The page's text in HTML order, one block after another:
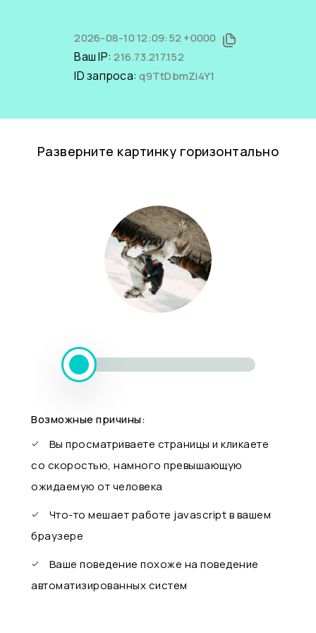
2026-08-10 12:09:52 +0000
Ваш IP:216.73.217.152
ID запроса:q9TtDbmZi4Y1
Разверните картинку горизонтально
Возможные причины:
Вы просматриваете страницы и кликаете
со скоростью, намного превышающую
ожидаемую от человека
Что-то мешает работе javascript в вашем
браузере
Ваше поведение похоже на поведение
автоматизированных систем